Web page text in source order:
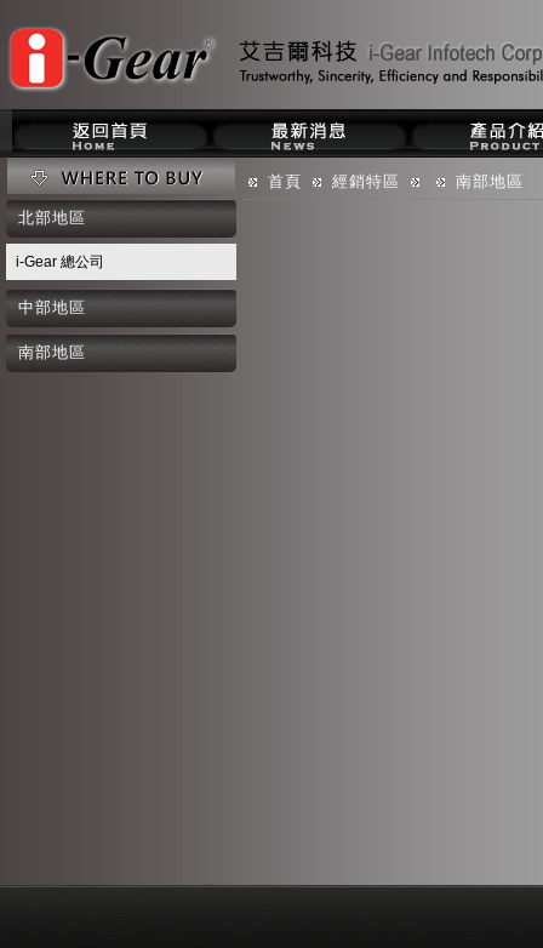
北部地區
i-Gear 總公司
中部地區
南部地區
首頁 經銷特區 南部地區